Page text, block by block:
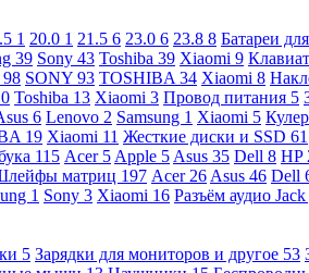
1 20.0 1 21.5 6 23.0 6 23.8 8 Батареи
39 Sony 43 Toshiba 39 Xiaomi 9
98 SONY 93 TOSHIBA 34 Xiaomi 8
Toshiba 13 Xiaomi 3 Провод питания 5
6 Lenovo 2 Samsung 1 Xiaomi 5
19 Xiaomi 11 Жесткие диски и SSD 61
115 Acer 5 Apple 5 Asus 35 Dell 8 HP
матриц 197 Acer 26 Asus 46 Dell
1 Sony 3 Xiaomi 16 Разъём аудио
5 Зарядки для мониторов и другое 53